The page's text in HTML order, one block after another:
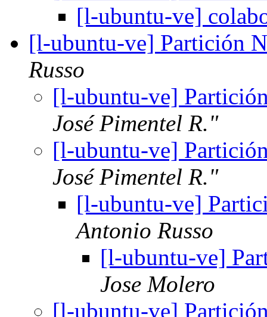
[l-ubuntu-ve]
[l-ubuntu-ve] Partición
Russo
[l-ubuntu-ve]
José Pimentel R."
[l-ubuntu-ve]
José Pimentel R."
[l-ubuntu-ve]
Antonio Russo
[l-ubuntu-ve]
Jose Molero
[l-ubuntu-ve]